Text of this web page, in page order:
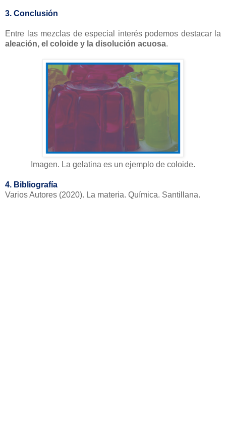
3. Conclusión
Entre las mezclas de especial interés podemos destacar la
aleación, el coloide y la disolución acuosa.
Imagen. La gelatina es un ejemplo de coloide.
4. Bibliografía
Varios Autores (2020). La materia. Química. Santillana.